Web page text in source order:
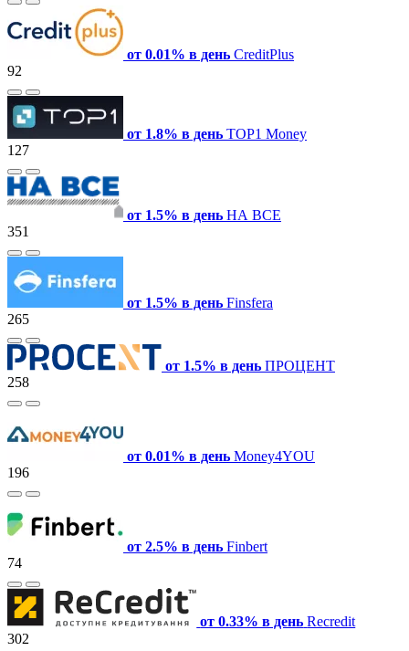
от 0.01% в день CreditPlus
92
от 1.8% в день TOP1 Money
127
от 1.5% в день НА ВСЕ
351
от 1.5% в день Finsfera
265
от 1.5% в день ПРОЦЕНТ
258
от 0.01% в день Money4YOU
196
от 2.5% в день Finbert
74
от 0.33% в день Recredit
302